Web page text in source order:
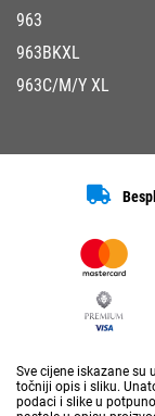
963
963BKXL
963C/M/Y XL
Sve cijene iskazane su
točniji opis i sliku.
podaci i slike u